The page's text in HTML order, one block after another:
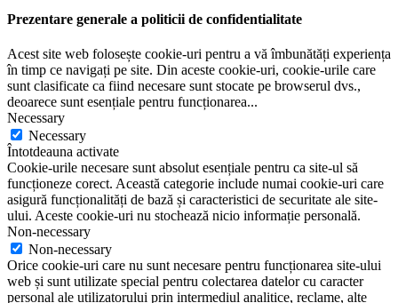
Prezentare generale a politicii de confidentialitate
Acest site web folosește cookie-uri pentru a vă îmbunătăți experiența
în timp ce navigați pe site. Din aceste cookie-uri, cookie-urile care
sunt clasificate ca fiind necesare sunt stocate pe browserul dvs.,
deoarece sunt esențiale pentru funcționarea...
Necessary
Necessary
Întotdeauna activate
Cookie-urile necesare sunt absolut esențiale pentru ca site-ul să
funcționeze corect. Această categorie include numai cookie-uri care
asigură funcționalități de bază și caracteristici de securitate ale site-
ului. Aceste cookie-uri nu stochează nicio informație personală.
Non-necessary
Non-necessary
Orice cookie-uri care nu sunt necesare pentru funcționarea site-ului
web și sunt utilizate special pentru colectarea datelor cu caracter
personal ale utilizatorului prin intermediul analitice, reclame, alte